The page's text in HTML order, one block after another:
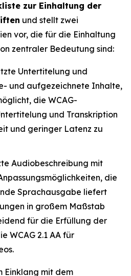
zur Einhaltung der
und stellt zwei
vor, die für die Einhaltung
zentraler Bedeutung sind:
Untertitelung und
und aufgezeichnete Inhalte,
die WCAG-
und Transkription
und geringer Latenz zu
Audiobeschreibung mit
die
Sprachausgabe liefert
in großem Maßstab
für die Erfüllung der
WCAG 2.1 AA für
Einklang mit dem